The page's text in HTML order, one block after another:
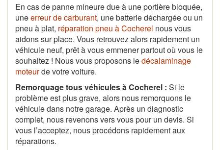
En cas de panne mineure due à une portière bloquée,
uneerreur de carburant, une batterie déchargée ou un
pneu à plat, réparation pneu à Cocherel nous vous
aidons sur place. Vous retrouvez alors rapidement un
véhicule neuf, prêt à vous emmener partout où vous le
souhaitez ! Nous vous proposons ledécalaminage
moteurde votre voiture.
Remorquage tous véhicules à Cocherel : Si le
problème est plus grave, alors nous remorquons le
véhicule dans notre garage. Après un diagnostic
complet, nous revenons vers vous pour un devis. Si
vous l’acceptez, nous procédons rapidement aux
réparations.